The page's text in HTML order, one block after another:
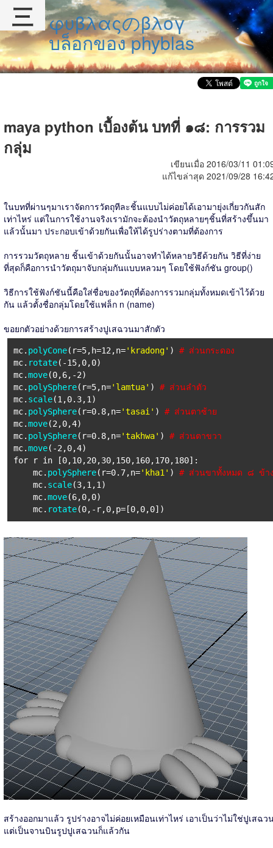
φυβλαςのβλογ
บล็อกของ phyblas
maya python เบื้องต้น บทที่ ๑๘: การรวม
กลุ่ม
เขียนเมื่อ 2016/03/11
แก้ไขล่าสุด 2021/09/28
ในบทที่ผ่านๆมาเราจัดการวัตถุทีละชิ้นแบบไม่ค่อยได้เอามายุ่งเกี่ยวกันสัก
เท่าไหร่ แต่ในการใช้งานจริงเรามักจะต้องนำวัตถุหลายๆชิ้นที่สร้างขึ้นมา
แล้วนั้นมา ประกอบเข้าด้วยกันเพื่อให้ได้รูปร่างตามที่ต้องการ
การรวมวัตถุหลาย ชิ้นเข้าด้วยกันนั้นอาจทำได้หลายวิธีด้วยกัน วิธีที่ง่าย
ที่สุดก็คือการนำวัตถุมาจับกลุ่มกันแบบหลวมๆ โดยใช้ฟังก์ชัน group()
วิธีการใช้ฟังก์ชันนี้คือใส่ชื่อของวัตถุที่ต้องการรวมกลุ่มทั้งหมดเข้าไว้ด้วย
กัน แล้วตั้งชื่อกลุ่มโดยใช้แฟล็ก n (name)
ขอยกตัวอย่างด้วยการสร้างปูเสฉวนมาสักตัว
mc. polyCone(r=5,h=12,n='kradong' ) # ส่วนกระดอง
mc. rotate(-15,0,0)
mc.move(0,6,-2)
mc. polySphere(r=5,n='lamtua' ) # ส่วนลำตัว
mc. scale(1,0.3,1)
mc. polySphere(r=0.8,n='tasai' ) # ส่วนตาซ้าย
mc.move(2,0,4)
mc. polySphere(r=0.8,n='takhwa' ) # ส่วนตาขวา
mc.move(-2,0,4)
for r in [0,10,20,30,150,160,170,180]:
mc. polySphere(r=0.7,n='kha1' ) # ส่วนขาทั้งหมด ๘ ข้า
mc. scale(3,1,1)
mc.move(6,0,0)
mc. rotate(0,-r,0,p=[0,0,0])
สร้างออกมาแล้ว รูปร่างอาจไม่ค่อยเหมือนเท่าไหร่ เอาเป็นว่าไม่ใช่ปูเสฉว
แต่เป็นจานบินรูปปูเสฉวนก็แล้วกัน
三